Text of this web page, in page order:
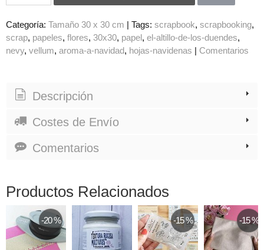
Categoría: Tamaño 30 x 30 cm | Tags: scrapbook scrapbooking
scrap papeles flores 30x30 papel el-altillo-de-los-duendes
nevy vellum aroma-a-navidad hojas-navidenas | Comentarios
Descripción
Costes de Envío
Comentarios
Productos Relacionados
-20 % -15 % -15 %